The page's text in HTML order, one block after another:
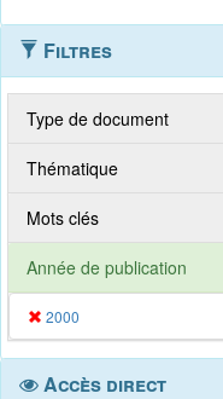
Filtres
Type de document
Thématique
Mots clés
Année de publication
2000
Accès direct